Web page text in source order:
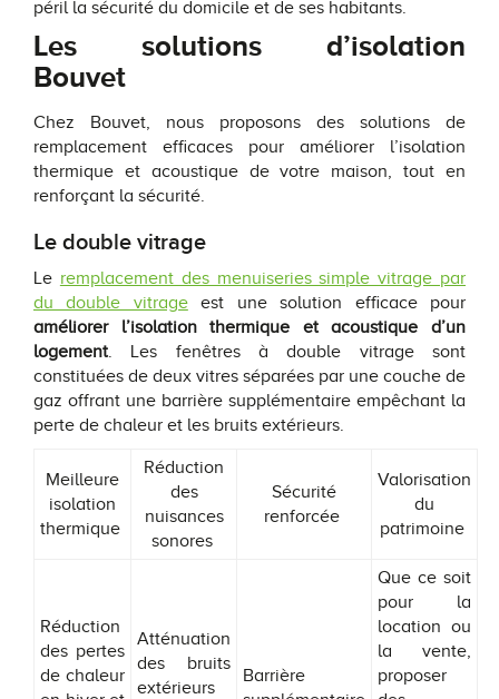
péril la sécurité du domicile et de ses habitants.
Les solutions d’isolation
Bouvet
Chez Bouvet, nous proposons des solutions de
remplacement efficaces pour améliorer l’isolation
thermique et acoustique de votre maison, tout en
renforçant la sécurité.
Le double vitrage
Le remplacement des menuiseries simple vitrage par
du double vitrageest une solution efficace pour
améliorer l’isolation thermique et acoustique d’un
logement. Les fenêtres à double vitrage sont
constituées de deux vitres séparées par une couche de
gaz offrant une barrière supplémentaire empêchant la
perte de chaleur et les bruits extérieurs.
Meilleure
isolation
thermique
Réduction
des
nuisances
sonores
Sécurité
renforcée
Valorisation
du
patrimoine
Réduction
des pertes
de chaleur
Atténuation
des bruits
extérieurs
Barrière
Que ce soit
pour la
location ou
la vente,
proposer